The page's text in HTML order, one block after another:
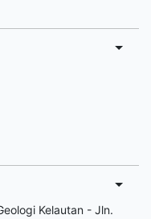
Kelautan - Jln.